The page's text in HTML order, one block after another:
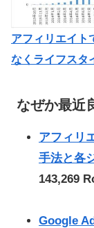
アフィリエイト
なくライフスタ
なぜか最近
アフィリ
手法と各
143,269
Google